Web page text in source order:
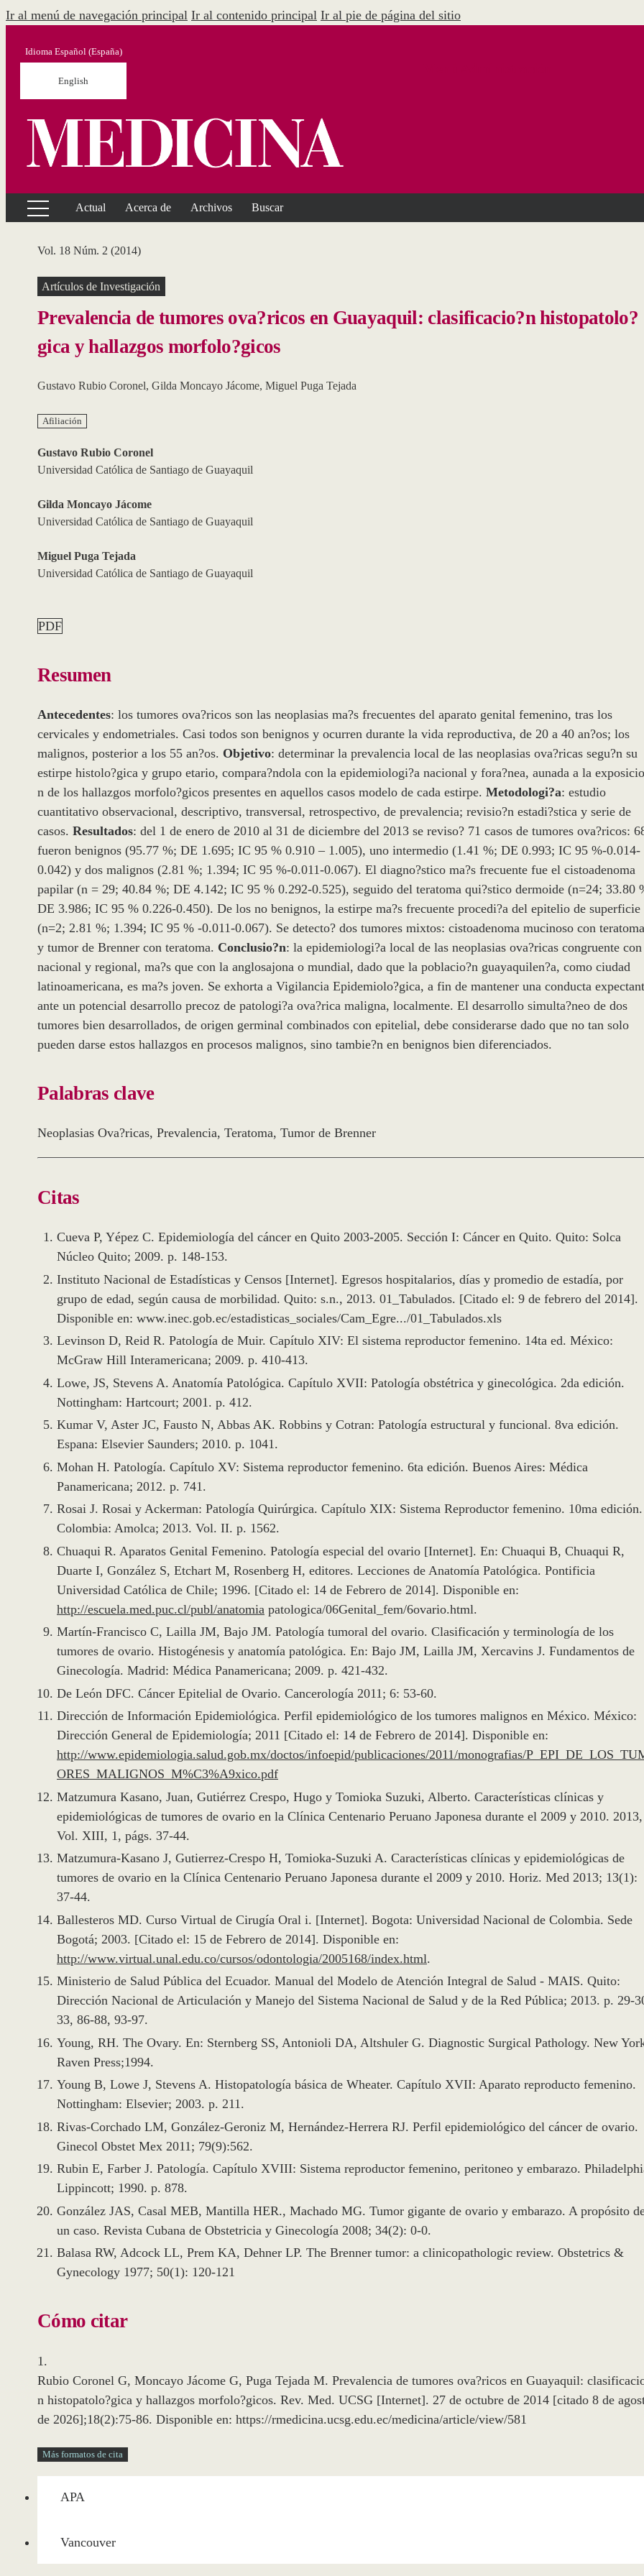
Ir al menú de navegación principal Ir al contenido principal Ir al pie de página del sitio
Idioma Español (España)
English
Actual Acerca de Archivos Buscar
Vol. 18 Núm. 2 (2014)
Artículos de Investigación
Prevalencia de tumores ova?ricos en Guayaquil: clasificacio?n histopatolo?
gica y hallazgos morfolo?gicos
Gustavo Rubio Coronel, Gilda Moncayo Jácome, Miguel Puga Tejada
Afiliación
Gustavo Rubio Coronel
Universidad Católica de Santiago de Guayaquil
Gilda Moncayo Jácome
Universidad Católica de Santiago de Guayaquil
Miguel Puga Tejada
Universidad Católica de Santiago de Guayaquil
PDF
Resumen
Antecedentes: los tumores ova?ricos son las neoplasias ma?s frecuentes del aparato genital femenino, tras los
cervicales y endometriales. Casi todos son benignos y ocurren durante la vida reproductiva, de 20 a 40 an?os; los
malignos, posterior a los 55 an?os. Objetivo: determinar la prevalencia local de las neoplasias ova?ricas segu?n su
estirpe histolo?gica y grupo etario, compara?ndola con la epidemiologi?a nacional y fora?nea, aunada a la
n de los hallazgos morfolo?gicos presentes en aquellos casos modelo de cada estirpe. Metodologi?a: estudio
cuantitativo observacional, descriptivo, transversal, retrospectivo, de prevalencia; revisio?n estadi?stica y serie de
casos. Resultados: del 1 de enero de 2010 al 31 de diciembre del 2013 se reviso? 71 casos de tumores ova?ricos:
fueron benignos (95.77 %; DE 1.695; IC 95 % 0.910 – 1.005), uno intermedio (1.41 %; DE 0.993; IC 95 %-0.014-
0.042) y dos malignos (2.81 %; 1.394; IC 95 %-0.011-0.067). El diagno?stico ma?s frecuente fue el cistoadenoma
papilar (n = 29; 40.84 %; DE 4.142; IC 95 % 0.292-0.525), seguido del teratoma qui?stico dermoide (n=24; 33.80
DE 3.986; IC 95 % 0.226-0.450). De los no benignos, la estirpe ma?s frecuente procedi?a del epitelio de superficie
(n=2; 2.81 %; 1.394; IC 95 % -0.011-0.067). Se detecto? dos tumores mixtos: cistoadenoma mucinoso con
y tumor de Brenner con teratoma. Conclusio?n: la epidemiologi?a local de las neoplasias ova?ricas congruente
nacional y regional, ma?s que con la anglosajona o mundial, dado que la poblacio?n guayaquilen?a, como ciudad
latinoamericana, es ma?s joven. Se exhorta a Vigilancia Epidemiolo?gica, a fin de mantener una conducta
ante un potencial desarrollo precoz de patologi?a ova?rica maligna, localmente. El desarrollo simulta?neo de dos
tumores bien desarrollados, de origen germinal combinados con epitelial, debe considerarse dado que no tan solo
pueden darse estos hallazgos en procesos malignos, sino tambie?n en benignos bien diferenciados.
Palabras clave
Neoplasias Ova?ricas, Prevalencia, Teratoma, Tumor de Brenner
Citas
Cueva P, Yépez C. Epidemiología del cáncer en Quito 2003-2005. Sección I: Cáncer en Quito. Quito: Solca
Núcleo Quito; 2009. p. 148-153.
Instituto Nacional de Estadísticas y Censos [Internet]. Egresos hospitalarios, días y promedio de estadía, por
grupo de edad, según causa de morbilidad. Quito: s.n., 2013. 01_Tabulados. [Citado el: 9 de febrero del 2014].
Disponible en: www.inec.gob.ec/estadisticas_sociales/Cam_Egre.../01_Tabulados.xls
Levinson D, Reid R. Patología de Muir. Capítulo XIV: El sistema reproductor femenino. 14ta ed. México:
McGraw Hill Interamericana; 2009. p. 410-413.
Lowe, JS, Stevens A. Anatomía Patológica. Capítulo XVII: Patología obstétrica y ginecológica. 2da edición.
Nottingham: Hartcourt; 2001. p. 412.
Kumar V, Aster JC, Fausto N, Abbas AK. Robbins y Cotran: Patología estructural y funcional. 8va edición.
Espana: Elsevier Saunders; 2010. p. 1041.
Mohan H. Patología. Capítulo XV: Sistema reproductor femenino. 6ta edición. Buenos Aires: Médica
Panamericana; 2012. p. 741.
Rosai J. Rosai y Ackerman: Patología Quirúrgica. Capítulo XIX: Sistema Reproductor femenino. 10ma edición.
Colombia: Amolca; 2013. Vol. II. p. 1562.
Chuaqui R. Aparatos Genital Femenino. Patología especial del ovario [Internet]. En: Chuaqui B, Chuaqui R,
Duarte I, González S, Etchart M, Rosenberg H, editores. Lecciones de Anatomía Patológica. Pontificia
Universidad Católica de Chile; 1996. [Citado el: 14 de Febrero de 2014]. Disponible en:
http://escuela.med.puc.cl/publ/anatomia patologica/06Genital_fem/6ovario.html.
Martín-Francisco C, Lailla JM, Bajo JM. Patología tumoral del ovario. Clasificación y terminología de los
tumores de ovario. Histogénesis y anatomía patológica. En: Bajo JM, Lailla JM, Xercavins J. Fundamentos de
Ginecología. Madrid: Médica Panamericana; 2009. p. 421-432.
De León DFC. Cáncer Epitelial de Ovario. Cancerología 2011; 6: 53-60.
Dirección de Información Epidemiológica. Perfil epidemiológico de los tumores malignos en México. México:
Dirección General de Epidemiología; 2011 [Citado el: 14 de Febrero de 2014]. Disponible en:
http://www.epidemiologia.salud.gob.mx/doctos/infoepid/publicaciones/2011/monografias/
ORES_MALIGNOS_M%C3%A9xico.pdf
Matzumura Kasano, Juan, Gutiérrez Crespo, Hugo y Tomioka Suzuki, Alberto. Características clínicas y
epidemiológicas de tumores de ovario en la Clínica Centenario Peruano Japonesa durante el 2009 y 2010. 2013,
Vol. XIII, 1, págs. 37-44.
Matzumura-Kasano J, Gutierrez-Crespo H, Tomioka-Suzuki A. Características clínicas y epidemiológicas de
tumores de ovario en la Clínica Centenario Peruano Japonesa durante el 2009 y 2010. Horiz. Med 2013; 13(1):
37-44.
Ballesteros MD. Curso Virtual de Cirugía Oral i. [Internet]. Bogota: Universidad Nacional de Colombia. Sede
Bogotá; 2003. [Citado el: 15 de Febrero de 2014]. Disponible en:
http://www.virtual.unal.edu.co/cursos/odontologia/2005168/index.html.
Ministerio de Salud Pública del Ecuador. Manual del Modelo de Atención Integral de Salud - MAIS. Quito:
Dirección Nacional de Articulación y Manejo del Sistema Nacional de Salud y de la Red Pública; 2013. p. 29-
33, 86-88, 93-97.
Young, RH. The Ovary. En: Sternberg SS, Antonioli DA, Altshuler G. Diagnostic Surgical Pathology. New
Raven Press;1994.
Young B, Lowe J, Stevens A. Histopatología básica de Wheater. Capítulo XVII: Aparato reproducto femenino.
Nottingham: Elsevier; 2003. p. 211.
Rivas-Corchado LM, González-Geroniz M, Hernández-Herrera RJ. Perfil epidemiológico del cáncer de ovario.
Ginecol Obstet Mex 2011; 79(9):562.
Rubin E, Farber J. Patología. Capítulo XVIII: Sistema reproductor femenino, peritoneo y embarazo.
Lippincott; 1990. p. 878.
González JAS, Casal MEB, Mantilla HER., Machado MG. Tumor gigante de ovario y embarazo. A propósito
un caso. Revista Cubana de Obstetricia y Ginecología 2008; 34(2): 0-0.
Balasa RW, Adcock LL, Prem KA, Dehner LP. The Brenner tumor: a clinicopathologic review. Obstetrics &
Gynecology 1977; 50(1): 120-121
Cómo citar
1.
Rubio Coronel G, Moncayo Jácome G, Puga Tejada M. Prevalencia de tumores ova?ricos en Guayaquil:
n histopatolo?gica y hallazgos morfolo?gicos. Rev. Med. UCSG [Internet]. 27 de octubre de 2014 [citado 8 de
de 2026];18(2):75-86. Disponible en: https://rmedicina.ucsg.edu.ec/medicina/article/view/581
Más formatos de cita
APA
Vancouver